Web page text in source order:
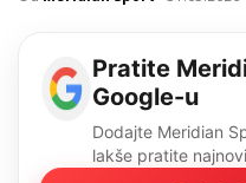
Pratite
Google-u
Dodajte Meridian
lakše pratite